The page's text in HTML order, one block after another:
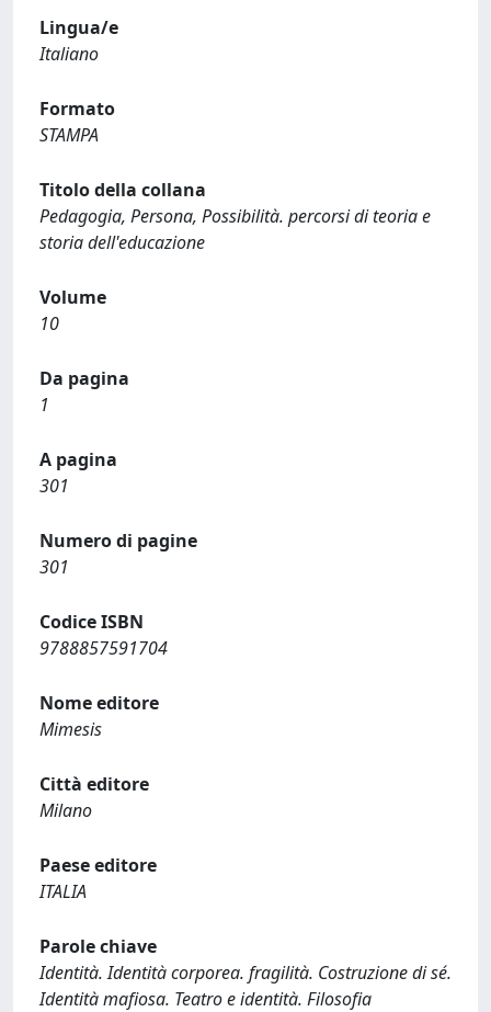
Lingua/e
Italiano
Formato
STAMPA
Titolo della collana
Pedagogia, Persona, Possibilità. percorsi di teoria e
storia dell'educazione
Volume
10
Da pagina
1
A pagina
301
Numero di pagine
301
Codice ISBN
9788857591704
Nome editore
Mimesis
Città editore
Milano
Paese editore
ITALIA
Parole chiave
Identità. Identità corporea. fragilità. Costruzione di sé.
Identità mafiosa. Teatro e identità. Filosofia